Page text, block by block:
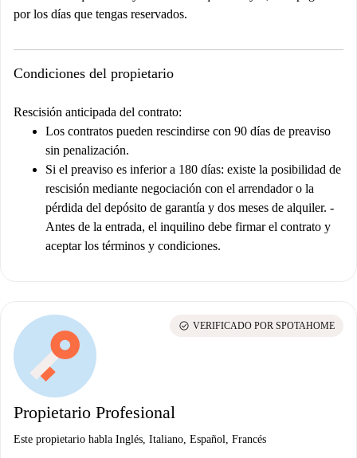
por los días que tengas reservados.
Condiciones del propietario
Rescisión anticipada del contrato:
Los contratos pueden rescindirse con 90 días de preaviso
sin penalización.
Si el preaviso es inferior a 180 días: existe la posibilidad de
rescisión mediante negociación con el arrendador o la
pérdida del depósito de garantía y dos meses de alquiler. -
Antes de la entrada, el inquilino debe firmar el contrato y
aceptar los términos y condiciones.
Propietario Profesional
Este propietario habla Inglés, Italiano, Español, Francés
check_circle VERIFICADO POR SPOTAHOME